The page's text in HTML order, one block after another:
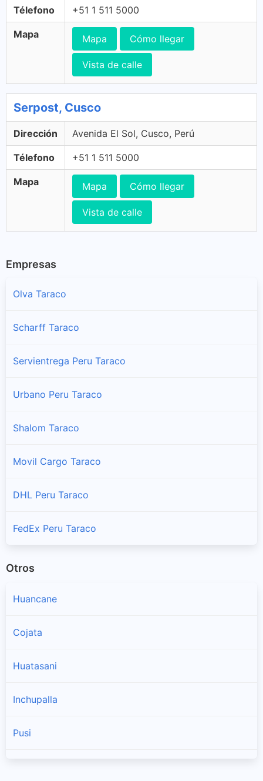
Télefono +51 1 511 5000
Mapa Mapa Cómo llegar
Vista de calle
Serpost, Cusco
Dirección Avenida El Sol, Cusco, Perú
Télefono +51 1 511 5000
Mapa Mapa Cómo llegar
Vista de calle
Empresas
Olva Taraco
Scharff Taraco
Servientrega Peru Taraco
Urbano Peru Taraco
Shalom Taraco
Movil Cargo Taraco
DHL Peru Taraco
FedEx Peru Taraco
Otros
Huancane
Cojata
Huatasani
Inchupalla
Pusi